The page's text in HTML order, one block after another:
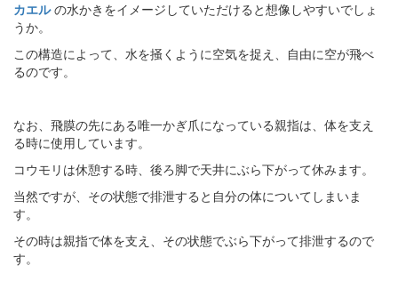
カエルの水かきをイメージしていただけると想像しやすいでしょ
うか。
この構造によって、水を掻くように空気を捉え、自由に空が飛べ
るのです。
なお、飛膜の先にある唯一かぎ爪になっている親指は、体を支え
る時に使用しています。
コウモリは休憩する時、後ろ脚で天井にぶら下がって休みます。
当然ですが、その状態で排泄すると自分の体についてしまいま
す。
その時は親指で体を支え、その状態でぶら下がって排泄するので
す。